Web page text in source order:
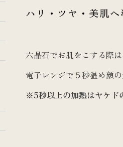
ハリ・ツヤ・美肌へ
六晶石でお肌をこする際
電子レンジで５秒温め顔
※5秒以上の加熱はヤケド